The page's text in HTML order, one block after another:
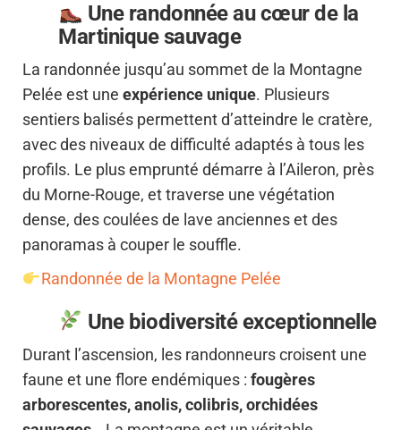
Une randonnée au cœur de la
Martinique sauvage
La randonnée jusqu’au sommet de la Montagne
Pelée est une expérience unique. Plusieurs
sentiers balisés permettent d’atteindre le cratère,
avec des niveaux de difficulté adaptés à tous les
profils. Le plus emprunté démarre à l’Aileron, près
du Morne-Rouge, et traverse une végétation
dense, des coulées de lave anciennes et des
panoramas à couper le souffle.
Randonnée de la Montagne Pelée
Une biodiversité exceptionnelle
Durant l’ascension, les randonneurs croisent une
faune et une flore endémiques : fougères
arborescentes, anolis, colibris, orchidées